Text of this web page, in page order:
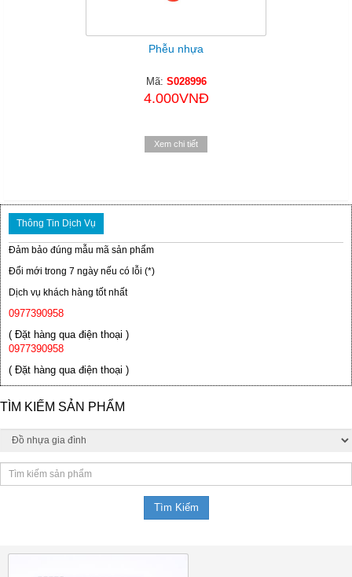
Phễu nhựa
Mã: S028996
4.000VNĐ
Xem chi tiết
Thông Tin Dịch Vụ
Đảm bảo đúng mẫu mã sản phẩm
Đổi mới trong 7 ngày nếu có lỗi (*)
Dịch vụ khách hàng tốt nhất
0977390958
( Đặt hàng qua điện thoại )
0977390958
( Đặt hàng qua điện thoại )
TÌM KIẾM SẢN PHẨM